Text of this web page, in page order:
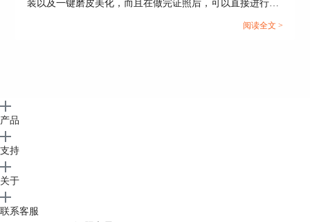
装以及一键磨皮美化，而且在做完证照后，可以直接进行排
版并打印。但是有人会问证照之星打印出来不清晰怎么回
阅读全文 >
产品
支持
关于
联系客服